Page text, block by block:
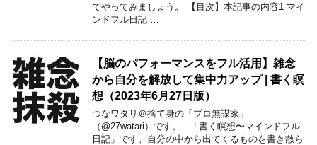
でやってみましょう。 【目次】本記事の内容1 マイ
ンドフル日記 …
【脳のパフォーマンスをフル活用】雑念
から自分を解放して集中力アップ | 書く瞑
想（2023年6月27日版）
つなワタリ＠捨て身の「プロ無謀家」
（@27watari）です。 「書く瞑想〜マインドフル
日記」です。自分の中から出てくるものを書き散ら